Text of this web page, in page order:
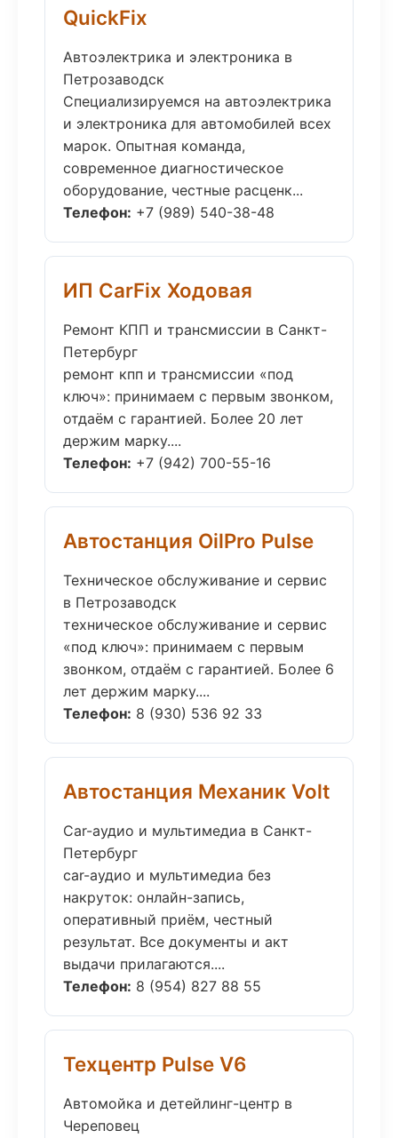
QuickFix
Автоэлектрика и электроника в
Петрозаводск
Специализируемся на автоэлектрика
и электроника для автомобилей всех
марок. Опытная команда,
современное диагностическое
оборудование, честные расценк...
Телефон: +7 (989) 540-38-48
ИП CarFix Ходовая
Ремонт КПП и трансмиссии в Санкт-
Петербург
ремонт кпп и трансмиссии «под
ключ»: принимаем с первым звонком,
отдаём с гарантией. Более 20 лет
держим марку....
Телефон: +7 (942) 700-55-16
Автостанция OilPro Pulse
Техническое обслуживание и сервис
в Петрозаводск
техническое обслуживание и сервис
«под ключ»: принимаем с первым
звонком, отдаём с гарантией. Более 6
лет держим марку....
Телефон: 8 (930) 536 92 33
Автостанция Механик Volt
Car-аудио и мультимедиа в Санкт-
Петербург
car-аудио и мультимедиа без
накруток: онлайн-запись,
оперативный приём, честный
результат. Все документы и акт
выдачи прилагаются....
Телефон: 8 (954) 827 88 55
Техцентр Pulse V6
Автомойка и детейлинг-центр в
Череповец